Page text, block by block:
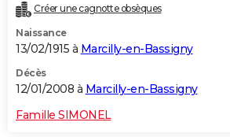
Créer une cagnotte obsèques
Naissance
13/02/1915 à Marcilly-en-Bassigny
Décès
12/01/2008 à Marcilly-en-Bassigny
Famille SIMONEL